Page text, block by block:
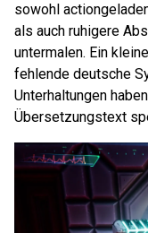
sowohl
als auch ruhigere
untermalen. Ein
fehlende deutsche
Unterhaltungen
Übersetzungstext